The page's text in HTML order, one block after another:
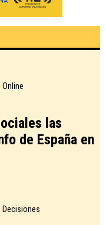
las
de España en
Decisiones